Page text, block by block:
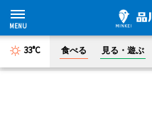
33°C 食べる 見る・遊ぶ